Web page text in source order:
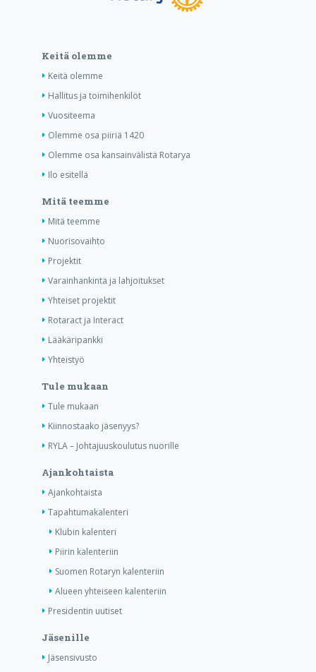
Keitä olemme
Keitä olemme
Hallitus ja toimihenkilöt
Vuositeema
Olemme osa piiriä 1420
Olemme osa kansainvälistä Rotarya
Ilo esitellä
Mitä teemme
Mitä teemme
Nuorisovaihto
Projektit
Varainhankinta ja lahjoitukset
Yhteiset projektit
Rotaract ja Interact
Lääkäripankki
Yhteistyö
Tule mukaan
Tule mukaan
Kiinnostaako jäsenyys?
RYLA – Johtajuuskoulutus nuorille
Ajankohtaista
Ajankohtaista
Tapahtumakalenteri
Klubin kalenteri
Piirin kalenteriin
Suomen Rotaryn kalenteriin
Alueen yhteiseen kalenteriin
Presidentin uutiset
Jäsenille
Jäsensivusto